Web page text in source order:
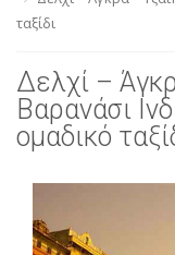
ταξίδι
Δελχί –
Βαρανάσι
ομαδικό